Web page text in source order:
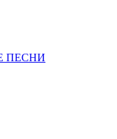
ПЕСНИ